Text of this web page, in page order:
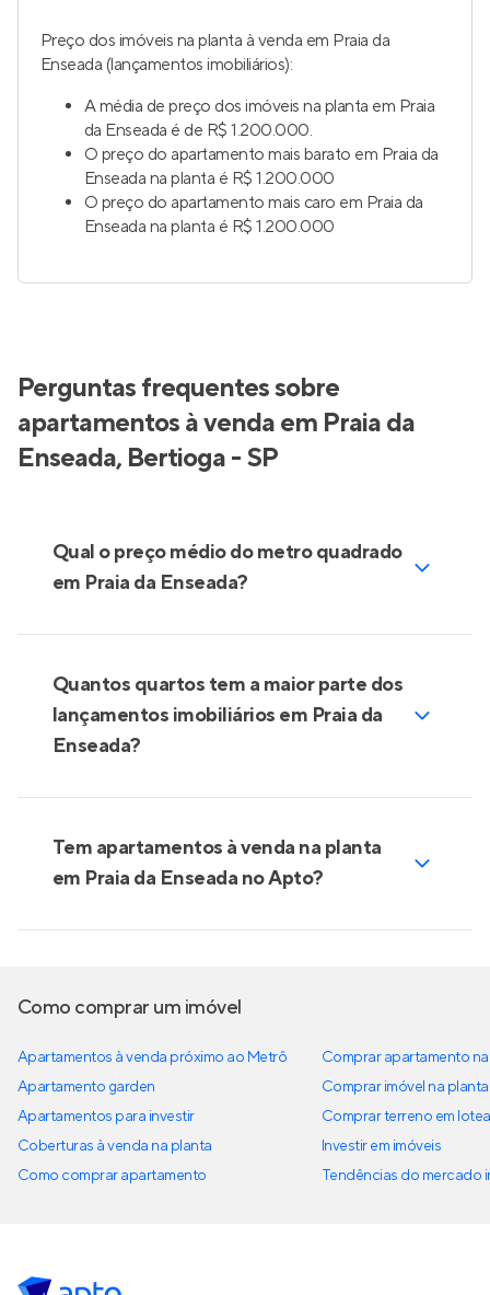
Preço dos imóveis na planta à venda em Praia da
Enseada (lançamentos imobiliários):
A média de preço dos imóveis na planta em Praia
da Enseada é de R$ 1.200.000.
O preço do apartamento mais barato em Praia da
Enseada na planta é R$ 1.200.000
O preço do apartamento mais caro em Praia da
Enseada na planta é R$ 1.200.000
Perguntas frequentes sobre
apartamentos à venda em Praia da
Enseada, Bertioga - SP
Qual o preço médio do metro quadrado
em Praia da Enseada?
Quantos quartos tem a maior parte dos
lançamentos imobiliários em Praia da
Enseada?
Tem apartamentos à venda na planta
em Praia da Enseada no Apto?
Como comprar um imóvel
Apartamentos à venda próximo ao Metrô
Apartamento garden
Apartamentos para investir
Coberturas à venda na planta
Como comprar apartamento
Comprar apartamento
Comprar imóvel na planta
Comprar terreno em
Investir em imóveis
Tendências do mercado